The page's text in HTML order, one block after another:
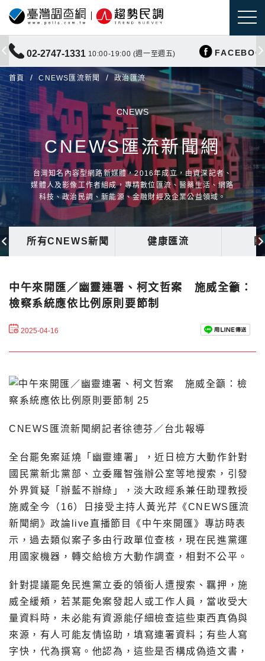
02-2747-1331 10:00-19:00 (週一至週五)
首頁 CNEWS匯流新聞 政治匯流
CNEWS
CNEWS匯流新聞網
台灣知名內容型網路新媒體，2016年成立，由資深記者、
媒體人及影像工作者組成，專精數位匯流、醫藥生活、網路
科技、政治民調、新能源、金融財經及企業公益領域。
所有CNEWS新聞 健康匯流
中午來開匯／幽靈連署、柯文哲案 施威全籲：
檢察系統應依比例原則要節制
2025-04-16
CNEWS匯流新聞網記者徐德芬／台北報導
全台罷免案延燒「幽靈連署」，近日檢方大動作針對
國民黨新北黨部、立委羅智強辦公室等地搜索，引發
外界質疑「辦藍不辦綠」，淡大政經系兼任助理教授
施威全今（16）日接受主持人黃光芹《CNEWS匯流
新聞網》政論live直播節目《中午來開匯》專訪時表
示，過去類似案子多由行政單位查核，現在民進黨運
用國家機器，轉交給檢方大動作調查，相對不公平。
針對提議罷免民進黨立委的領銜人遭搜索、羈押，施
威全緩頰，若某罷免案發起人或工作人員，當收受大
量資料時，未必能有資源能仔細檢查這些東西真偽與
來源，有人可能友情協助，填寫連署資料；有些人寫
字快，代為撰寫。他認為，這些是否構成偽造文書，